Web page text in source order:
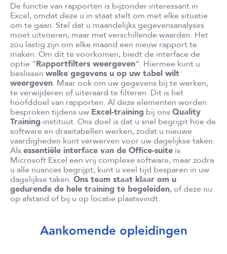
De functie van rapporten is bijzonder interessant in
Excel, omdat deze u in staat stelt om met elke situatie
om te gaan. Stel dat u maandelijks gegevensanalyses
moet uitvoeren, maar met verschillende waarden. Het
zou lastig zijn om elke maand een nieuw rapport te
maken. Om dit te voorkomen, biedt de interface de
optie “Rapportfilters weergeven“. Hiermee kunt u
beslissen welke gegevens u op uw tabel wilt
weergeven. Maar ook om uw gegevens bij te werken,
te verwijderen of uiteraard te filteren. Dit is het
hoofddoel van rapporten. Al deze elementen worden
besproken tijdens uw Excel-training bij ons Quality
Training-instituut. Ons doel is dat u snel begrijpt hoe de
software en draaitabellen werken, zodat u nieuwe
vaardigheden kunt verwerven voor uw dagelijkse taken.
Als essentiële interface van de Office-suite is
Microsoft Excel een vrij complexe software, maar zodra
u alle nuances begrijpt, kunt u veel tijd besparen in uw
dagelijkse taken. Ons team staat klaar om u
gedurende de hele training te begeleiden, of deze nu
op afstand of bij u op locatie plaatsvindt.
Aankomende opleidingen